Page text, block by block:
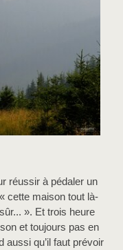
réussir à pédaler un
cette maison tout là-
». Et trois heure
et toujours pas en
aussi qu’il faut prévoir